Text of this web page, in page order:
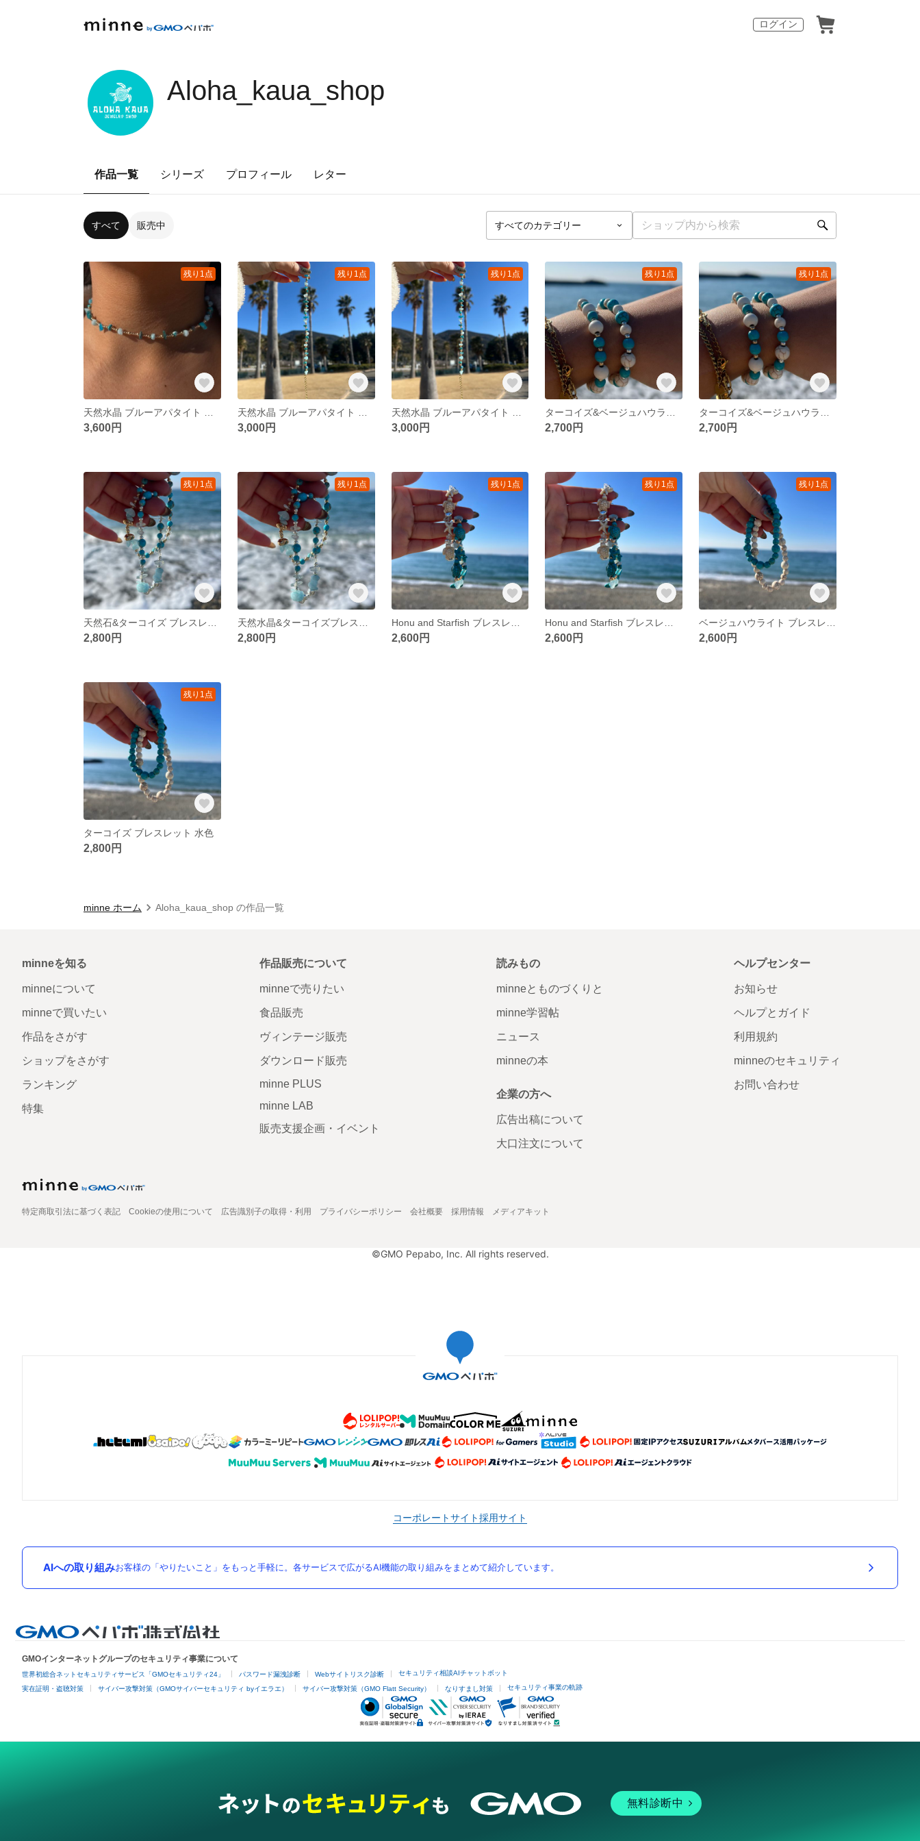
ログイン
Aloha_kaua_shop
作品一覧 シリーズ プロフィール レター
すべて 販売中
残り1点
3,600円
残り1点
3,000円
残り1点
3,000円
残り1点
2,700円
残り1点
2,700円
残り1点
2,800円
残り1点
2,800円
残り1点
2,600円
残り1点
2,600円
残り1点
2,600円
残り1点
ターコイズ ブレスレット 水色
2,800円
minne ホーム Aloha_kaua_shop の作品一覧
minneを知る
minneについて
minneで買いたい
作品をさがす
ショップをさがす
ランキング
特集
作品販売について
minneで売りたい
食品販売
ヴィンテージ販売
ダウンロード販売
minne PLUS
minne LAB
販売支援企画・イベント
読みもの
minneとものづくりと
minne学習帖
ニュース
minneの本
企業の方へ
広告出稿について
大口注文について
ヘルプセンター
お知らせ
ヘルプとガイド
利用規約
minneのセキュリティ
お問い合わせ
特定商取引法に基づく表記 Cookieの使用について 広告識別子の取得・利用 プライバシーポリシー 会社概要 採用情報 メディアキット
©GMO Pepabo, Inc. All rights reserved.
コーポレートサイト採用サイト
AIへの取り組みお客様の「やりたいこと」をもっと手軽に。各サービスで広がるAI機能の取り組みをまとめて紹介しています。
GMOインターネットグループのセキュリティ事業について
世界初総合ネットセキュリティサービス「GMOセキュリティ24」 パスワード漏洩診断 Webサイトリスク診断 セキュリティ相談AIチャットボット
実在証明・盗聴対策 サイバー攻撃対策（GMOサイバーセキュリティ byイエラエ） サイバー攻撃対策（GMO Flatt Security） なりすまし対策 セキュリティ事業の軌跡
無料診断中